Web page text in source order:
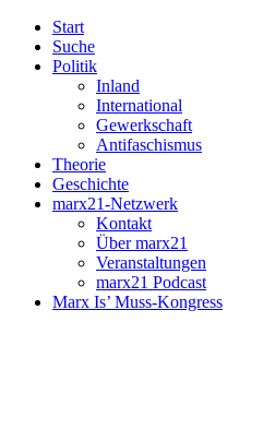
Start
Suche
Politik
Inland
International
Gewerkschaft
Antifaschismus
Theorie
Geschichte
marx21-Netzwerk
Kontakt
Über marx21
Veranstaltungen
marx21 Podcast
Marx Is’ Muss-Kongress